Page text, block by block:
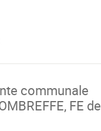
communale
FE de